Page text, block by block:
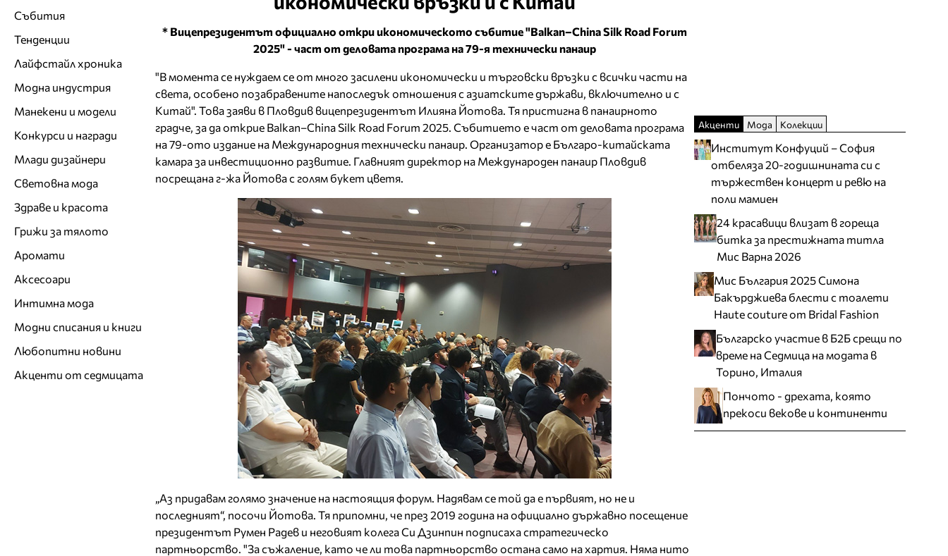
* Вицепрезидентът официално откри икономическото събитие "Balkan–China Silk Road Forum
2025" - част от деловата програма на 79-я технически панаир
"В момента се нуждаем се от много засилени икономически и търговски връзки с всички части на
света, особено позабравените напоследък отношения с азиатските държави, включително и с
Китай". Това заяви в Пловдив вицепрезидентът Илияна Йотова. Тя пристигна в панаирното
градче, за да открие Balkan–China Silk Road Forum 2025. Събитието е част от деловата програма
на 79-ото издание на Международния технически панаир. Организатор е Българо-китайската
камара за инвестиционно развитие. Главният директор на Международен панаир Пловдив
посрещана г-жа Йотова с голям букет цветя.
„Аз придавам голямо значение на настоящия форум. Надявам се той да е първият, но не и
последният“, посочи Йотова. Тя припомни, че през 2019 година на официално държавно посещение
президентът Румен Радев и неговият колега Си Дзинпин подписаха стратегическо
партньорство. "За съжаление, като че ли това партньорство остана само на хартия. Няма нито
Събития
Тенденции
Лайфстайл хроника
Модна индустрия
Манекени и модели
Конкурси и награди
Млади дизайнери
Световна мода
Здраве и красота
Грижи за тялото
Аромати
Аксесоари
Интимна мода
Модни списания и книги
Любопитни новини
Акценти от седмицата
Акценти Мода Колекции
Институт Конфуций – София
отбеляза 20-годишнината си с
тържествен концерт и ревю на
поли мамиен
24 красавици влизат в гореща
битка за престижната титла
Мис Варна 2026
Мис България 2025 Симона
Бакърджиева блести с тоалети
Haute couture от Bridal Fashion
Българско участие в Б2Б срещи по
време на Седмица на модата в
Торино, Италия
Пончото - дрехата, която
прекоси векове и континенти